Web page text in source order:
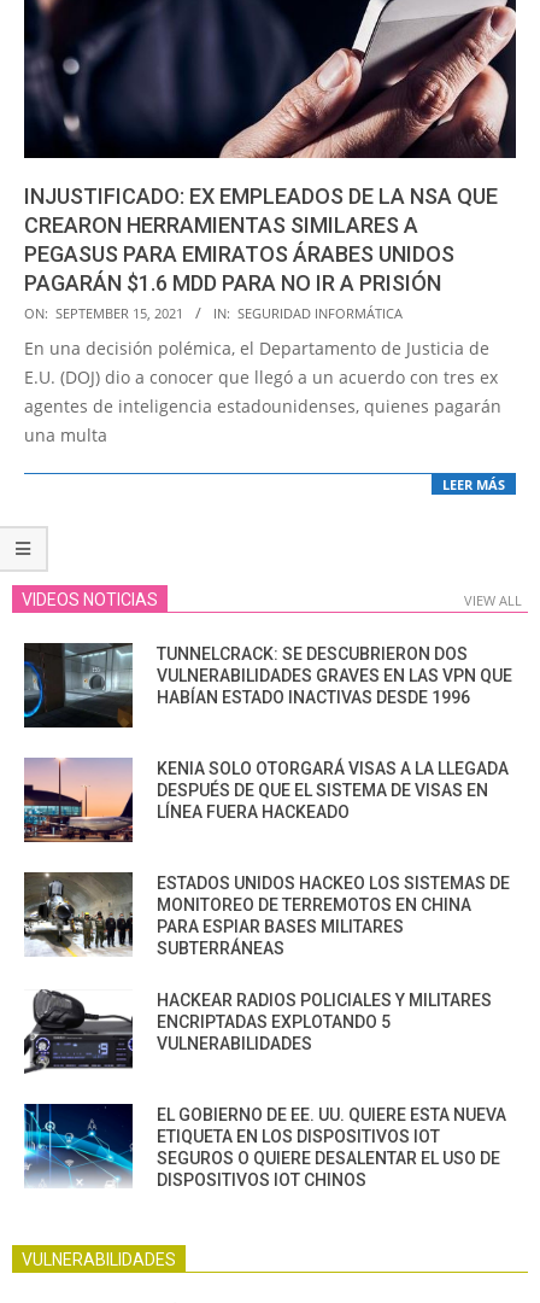
INJUSTIFICADO: EX EMPLEADOS DE LA NSA QUE
CREARON HERRAMIENTAS SIMILARES A
PEGASUS PARA EMIRATOS ÁRABES UNIDOS
PAGARÁN $1.6 MDD PARA NO IR A PRISIÓN
2021-
09-
15
ON: SEPTEMBER 15, 2021 IN: SEGURIDAD INFORMÁTICA
En una decisión polémica, el Departamento de Justicia de
E.U. (DOJ) dio a conocer que llegó a un acuerdo con tres ex
agentes de inteligencia estadounidenses, quienes pagarán
una multa
LEER MÁS
VIDEOS NOTICIAS VIEW ALL
TUNNELCRACK: SE DESCUBRIERON DOS
VULNERABILIDADES GRAVES EN LAS VPN QUE
HABÍAN ESTADO INACTIVAS DESDE 1996
KENIA SOLO OTORGARÁ VISAS A LA LLEGADA
DESPUÉS DE QUE EL SISTEMA DE VISAS EN
LÍNEA FUERA HACKEADO
ESTADOS UNIDOS HACKEO LOS SISTEMAS DE
MONITOREO DE TERREMOTOS EN CHINA
PARA ESPIAR BASES MILITARES
SUBTERRÁNEAS
HACKEAR RADIOS POLICIALES Y MILITARES
ENCRIPTADAS EXPLOTANDO 5
VULNERABILIDADES
EL GOBIERNO DE EE. UU. QUIERE ESTA NUEVA
ETIQUETA EN LOS DISPOSITIVOS IOT
SEGUROS O QUIERE DESALENTAR EL USO DE
DISPOSITIVOS IOT CHINOS
VULNERABILIDADES